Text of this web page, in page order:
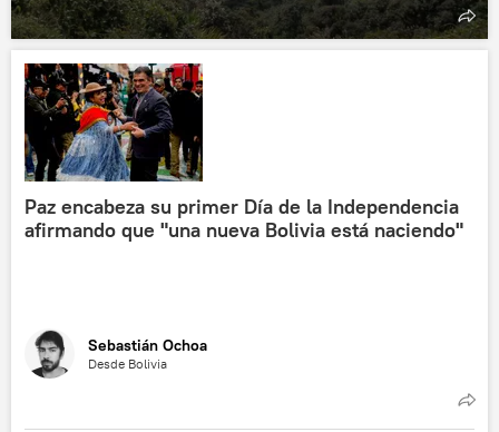
Paz encabeza su primer Día de la Independencia
afirmando que "una nueva Bolivia está naciendo"
Sebastián Ochoa
Desde Bolivia